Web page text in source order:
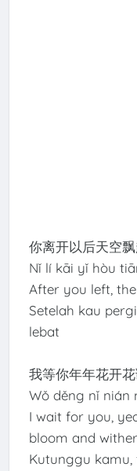
你离开以后天空
Nǐ lí kāi yǐ hòu
After you left,
Setelah kau
lebat
我等你年年花开
Wǒ děng nǐ nián
I wait for you,
bloom and wither
Kutunggu